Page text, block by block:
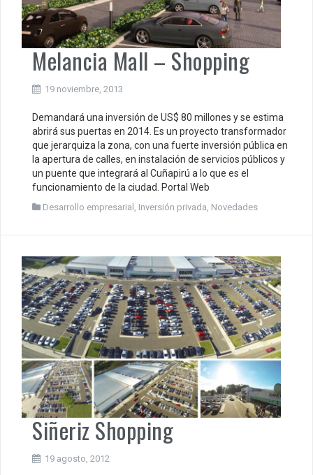
Melancia Mall – Shopping
19 noviembre, 2013
Demandará una inversión de US$ 80 millones y se estima
abrirá sus puertas en 2014. Es un proyecto transformador
que jerarquiza la zona, con una fuerte inversión pública en
la apertura de calles, en instalación de servicios públicos y
un puente que integrará al Cuñapirú a lo que es el
funcionamiento de la ciudad. Portal Web
Desarrollo empresarial Inversión privada Novedades
Siñeriz Shopping
19 agosto, 2012